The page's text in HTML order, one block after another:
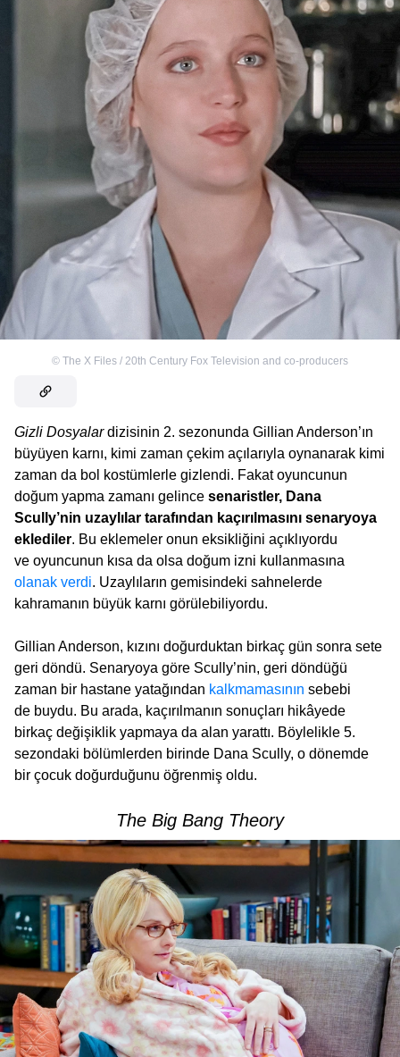
© The X Files / 20th Century Fox Television and co-producers
Gizli Dosyalardizisinin 2. sezonunda Gillian Anderson’ın
büyüyen karnı, kimi zaman çekim açılarıyla oynanarak kimi
zaman da bol kostümlerle gizlendi. Fakat oyuncunun
doğum yapma zamanı gelince senaristler, Dana
Scully’nin uzaylılar tarafından kaçırılmasını senaryoya
eklediler. Bu eklemeler onun eksikliğini açıklıyordu
ve oyuncunun kısa da olsa doğum izni kullanmasına
olanak verdi. Uzaylıların gemisindeki sahnelerde
kahramanın büyük karnı görülebiliyordu.
Gillian Anderson, kızını doğurduktan birkaç gün sonra sete
geri döndü. Senaryoya göre Scully’nin, geri döndüğü
zaman bir hastane yatağından kalkmamasının sebebi
de buydu. Bu arada, kaçırılmanın sonuçları hikâyede
birkaç değişiklik yapmaya da alan yarattı. Böylelikle 5.
sezondaki bölümlerden birinde Dana Scully, o dönemde
bir çocuk doğurduğunu öğrenmiş oldu.
The Big Bang Theory